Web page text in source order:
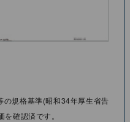
の規格基準(昭和34年厚⽣省告
確認済です。